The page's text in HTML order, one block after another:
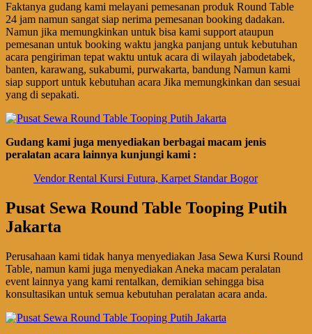
Faktanya gudang kami melayani pemesanan produk Round Table
24 jam namun sangat siap nerima pemesanan booking dadakan.
Namun jika memungkinkan untuk bisa kami support ataupun
pemesanan untuk booking waktu jangka panjang untuk kebutuhan
acara pengiriman tepat waktu untuk acara di wilayah jabodetabek,
banten, karawang, sukabumi, purwakarta, bandung Namun kami
siap support untuk kebutuhan acara Jika memungkinkan dan sesuai
yang di sepakati.
Gudang kami juga menyediakan berbagai macam jenis
peralatan acara lainnya kunjungi kami :
Vendor Rental Kursi Futura, Karpet Standar Bogor
Pusat Sewa Round Table Tooping Putih
Jakarta
Perusahaan kami tidak hanya menyediakan Jasa Sewa Kursi Round
Table, namun kami juga menyediakan Aneka macam peralatan
event lainnya yang kami rentalkan, demikian sehingga bisa
konsultasikan untuk semua kebutuhan peralatan acara anda.